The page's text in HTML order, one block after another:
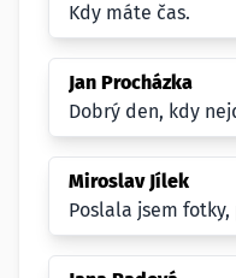
Kdy máte čas.
Jan Procházka
Dobrý den, kdy
Miroslav Jílek
Poslala jsem